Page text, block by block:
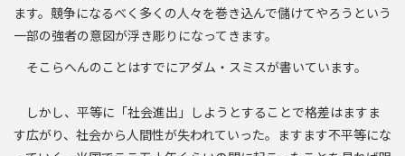
ます。競争になるべく多くの人々を巻き込んで儲けてやろうという
一部の強者の意図が浮き彫りになってきます。
そこらへんのことはすでにアダム・スミスが書いています。
しかし、平等に「社会進出」しようとすることで格差はますま
す広がり、社会から人間性が失われていった。ますます不平等にな